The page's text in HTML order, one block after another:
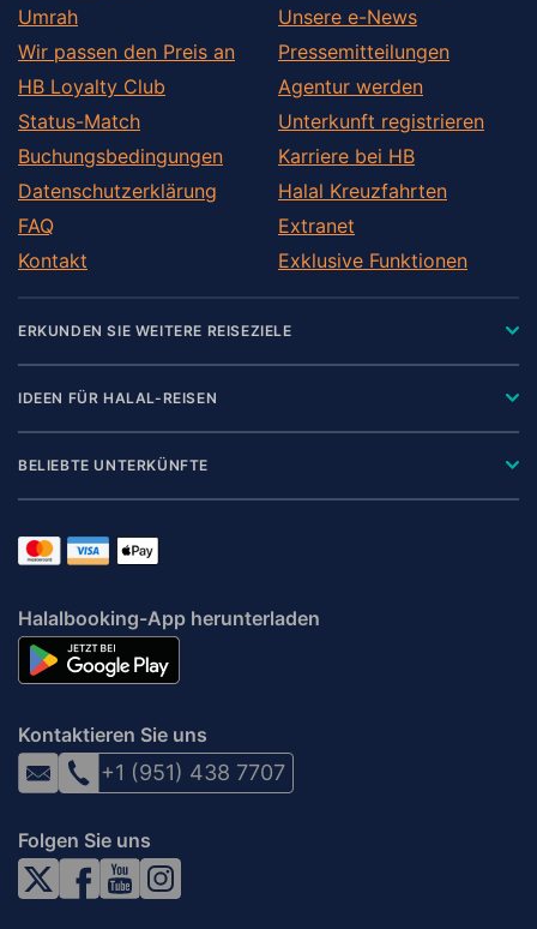
Umrah
Wir passen den Preis an
HB Loyalty Club
Status-Match
Buchungsbedingungen
Datenschutzerklärung
FAQ
Kontakt
Unsere e-News
Pressemitteilungen
Agentur werden
Unterkunft registrieren
Karriere bei HB
Halal Kreuzfahrten
Extranet
Exklusive Funktionen
ERKUNDEN SIE WEITERE REISEZIELE
IDEEN FÜR HALAL-REISEN
BELIEBTE UNTERKÜNFTE
Halalbooking-App herunterladen
Kontaktieren Sie uns
+1 (951) 438 7707
Folgen Sie uns